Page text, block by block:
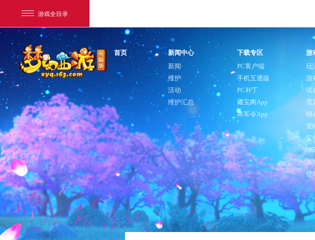
游戏全目录
网易游戏
游戏爱好者
我的足迹： 梦幻西游电脑版
购卡充值
首页 新闻中心 下载专区 游
新闻
维护
活动
维护汇总
PC客户端
手机互通版
PC补丁
藏宝阁App
将军令App
玩
游
试
霓
锦
宠
宝
祥
壁